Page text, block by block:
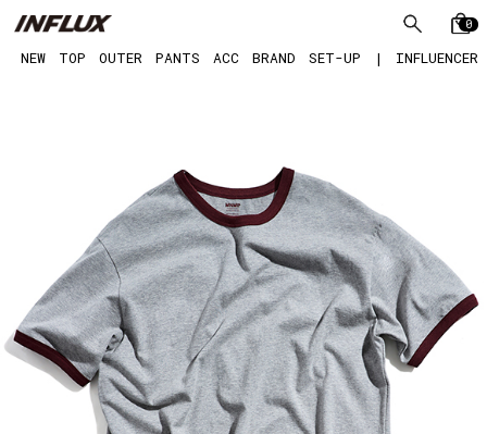
0
NEW TOP OUTER PANTS ACC BRAND SET-UP | INFLUENCER